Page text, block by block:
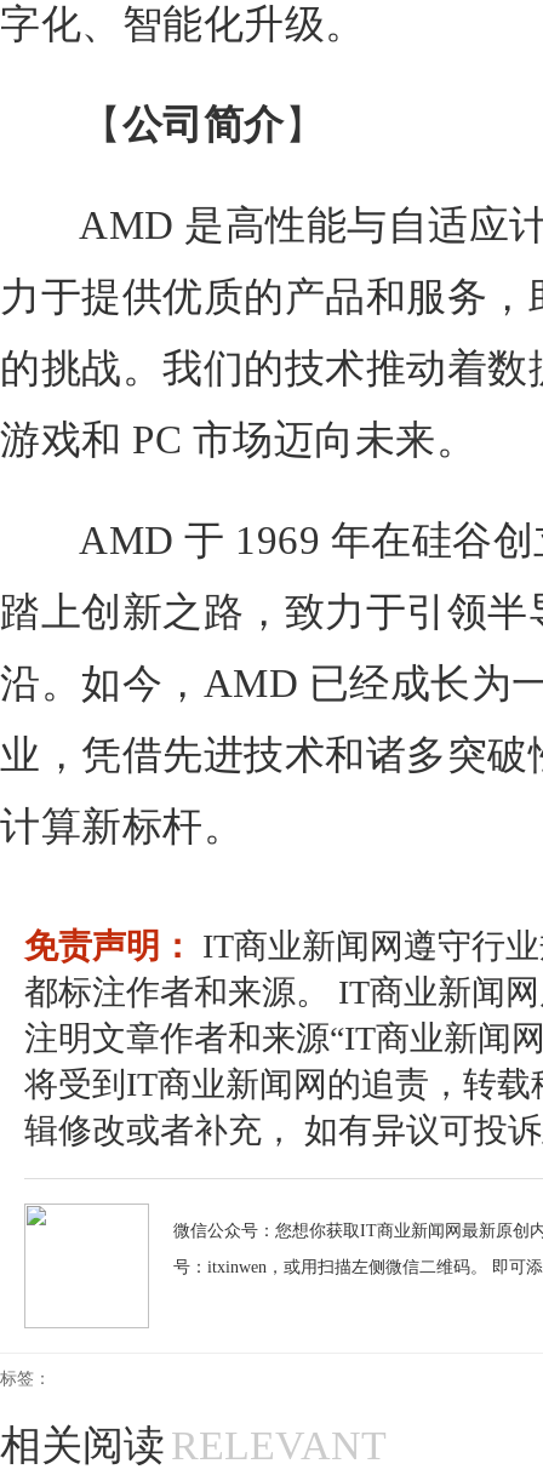
字化、智能化升级。
【公司简介】
AMD 是高性能与自适应计
力于提供优质的产品和服务
的挑战。我们的技术推动着
游戏和 PC 市场迈向未来。
AMD 于 1969 年在硅谷创
踏上创新之路，致力于引领
沿。如今，AMD 已经成长为
业，凭借先进技术和诸多突
计算新标杆。
免责声明：
IT商业新闻网遵守行
都标注作者和来源。 IT商业新闻
注明文章作者和来源“IT商业新闻
将受到IT商业新闻网的追责，转
辑修改或者补充， 如有异议可投
微信公众号：您想你获取IT商业新闻网最新原创
号：itxinwen，或用扫描左侧微信二维码。 即可
标签：
相关阅读RELEVANT